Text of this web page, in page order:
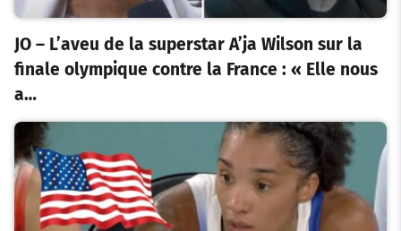
JO – L’aveu de la superstar A’ja Wilson sur la
finale olympique contre la France : « Elle nous
a…